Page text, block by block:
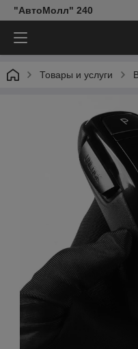
"АвтоМолл" 240
Товары и услуги